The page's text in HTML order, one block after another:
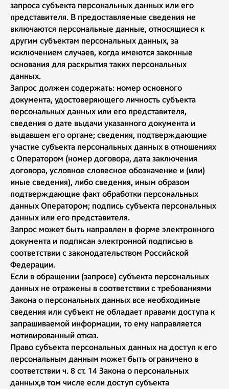
запроса субъекта персональных данных или его
представителя. В предоставляемые сведения не
включаются персональные данные, относящиеся к
другим субъектам персональных данных, за
исключением случаев, когда имеются законные
основания для раскрытия таких персональных
данных.
Запрос должен содержать: номер основного
документа, удостоверяющего личность субъекта
персональных данных или его представителя,
сведения о дате выдачи указанного документа и
выдавшем его органе; сведения, подтверждающие
участие субъекта персональных данных в отношениях
с Оператором (номер договора, дата заключения
договора, условное словесное обозначение и (или)
иные сведения), либо сведения, иным образом
подтверждающие факт обработки персональных
данных Оператором; подпись субъекта персональных
данных или его представителя.
Запрос может быть направлен в форме электронного
документа и подписан электронной подписью в
соответствии с законодательством Российской
Федерации.
Если в обращении (запросе) субъекта персональных
данных не отражены в соответствии с требованиями
Закона о персональных данных все необходимые
сведения или субъект не обладает правами доступа к
запрашиваемой информации, то ему направляется
мотивированный отказ.
Право субъекта персональных данных на доступ к его
персональным данным может быть ограничено в
соответствии ч. 8 ст. 14 Закона о персональных
данных,в том числе если доступ субъекта